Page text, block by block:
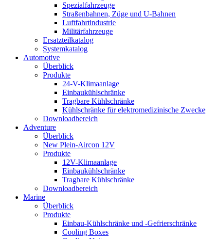
Spezialfahrzeuge
Straßenbahnen, Züge und U-Bahnen
Luftfahrtindustrie
Militärfahrzeuge
Ersatzteilkatalog
Systemkatalog
Automotive
Überblick
Produkte
24-V-Klimaanlage
Einbaukühlschränke
Tragbare Kühlschränke
Kühlschränke für elektromedizinische Zwecke
Downloadbereich
Adventure
Überblick
New Plein-Aircon 12V
Produkte
12V-Klimaanlage
Einbaukühlschränke
Tragbare Kühlschränke
Downloadbereich
Marine
Überblick
Produkte
Einbau-Kühlschränke und -Gefrierschränke
Cooling Boxes